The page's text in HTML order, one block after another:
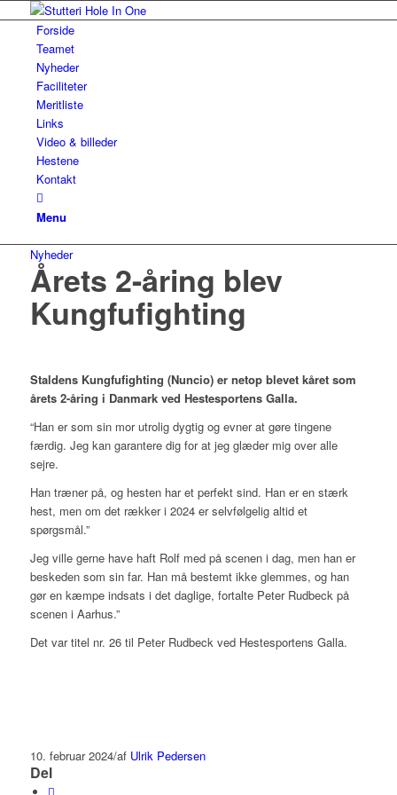
Forside
Teamet
Nyheder
Faciliteter
Meritliste
Links
Video & billeder
Hestene
Kontakt
Menu
Nyheder
Årets 2-åring blev
Kungfufighting
Staldens Kungfufighting (Nuncio) er netop blevet kåret som
årets 2-åring i Danmark ved Hestesportens Galla.
“Han er som sin mor utrolig dygtig og evner at gøre tingene
færdig. Jeg kan garantere dig for at jeg glæder mig over alle
sejre.
Han træner på, og hesten har et perfekt sind. Han er en stærk
hest, men om det rækker i 2024 er selvfølgelig altid et
spørgsmål.”
Jeg ville gerne have haft Rolf med på scenen i dag, men han er
beskeden som sin far. Han må bestemt ikke glemmes, og han
gør en kæmpe indsats i det daglige, fortalte Peter Rudbeck på
scenen i Aarhus.”
Det var titel nr. 26 til Peter Rudbeck ved Hestesportens Galla.
10. februar 2024/af Ulrik Pedersen
Del